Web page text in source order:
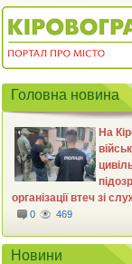
Головна новина
На
організації втеч зі
0 469
Новини